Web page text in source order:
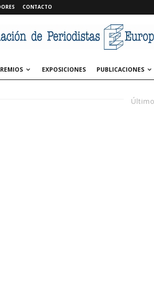
CONTACTO
EXPOSICIONES PUBLICACIONES
Último